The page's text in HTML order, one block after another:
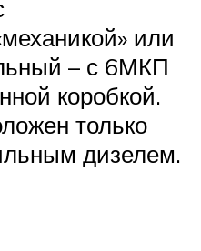
или
– с 6МКП
коробкой.
только
дизелем.